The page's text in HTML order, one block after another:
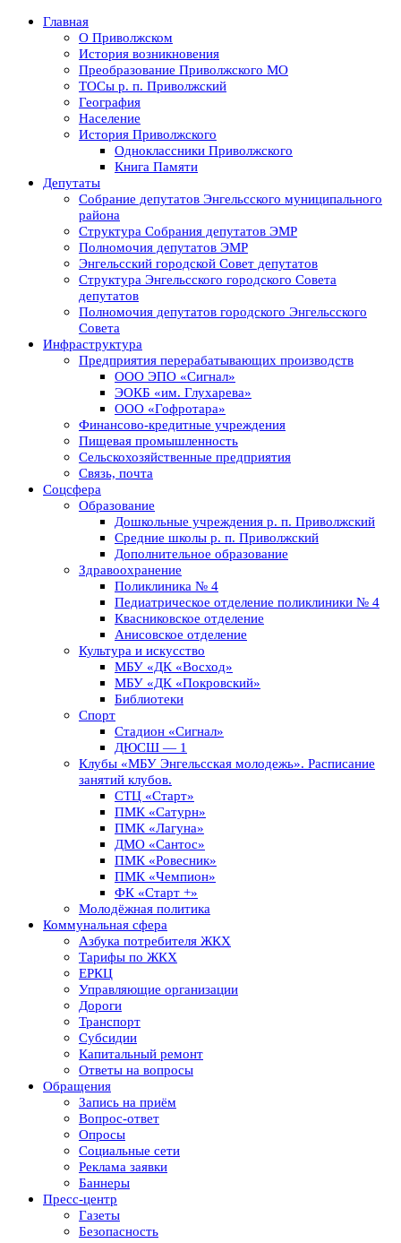
Главная
О Приволжском
История возникновения
Преобразование Приволжского МО
ТОСы р. п. Приволжский
География
Население
История Приволжского
Одноклассники Приволжского
Книга Памяти
Депутаты
Собрание депутатов Энгельсского муниципального
района
Структура Собрания депутатов ЭМР
Полномочия депутатов ЭМР
Энгельсский городской Совет депутатов
Структура Энгельсского городского Совета
депутатов
Полномочия депутатов городского Энгельсского
Совета
Инфраструктура
Предприятия перерабатывающих производств
ООО ЭПО «Сигнал»
ЭОКБ «им. Глухарева»
ООО «Гофротара»
Финансово-кредитные учреждения
Пищевая промышленность
Сельскохозяйственные предприятия
Связь, почта
Соцсфера
Образование
Дошкольные учреждения р. п. Приволжский
Средние школы р. п. Приволжский
Дополнительное образование
Здравоохранение
Поликлиника № 4
Педиатрическое отделение поликлиники № 4
Квасниковское отделение
Анисовское отделение
Культура и искусство
МБУ «ДК «Восход»
МБУ «ДК «Покровский»
Библиотеки
Спорт
Стадион «Сигнал»
ДЮСШ — 1
Клубы «МБУ Энгельсская молодежь». Расписание
занятий клубов.
СТЦ «Старт»
ПМК «Сатурн»
ПМК «Лагуна»
ДМО «Сантос»
ПМК «Ровесник»
ПМК «Чемпион»
ФК «Старт +»
Молодёжная политика
Коммунальная сфера
Азбука потребителя ЖКХ
Тарифы по ЖКХ
ЕРКЦ
Управляющие организации
Дороги
Транспорт
Субсидии
Капитальный ремонт
Ответы на вопросы
Обращения
Запись на приём
Вопрос-ответ
Опросы
Социальные сети
Реклама заявки
Баннеры
Пресс-центр
Газеты
Безопасность